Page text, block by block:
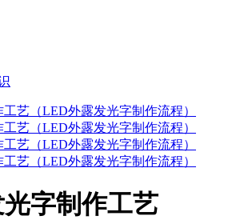
字制作工艺